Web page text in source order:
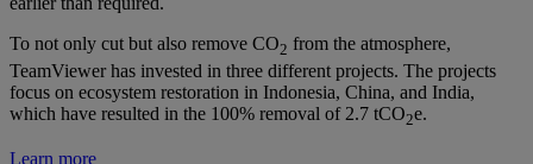
To not only cut but also remove CO2 from the atmosphere,
TeamViewer has invested in three different projects. The projects
focus on ecosystem restoration in Indonesia, China, and India,
which have resulted in the 100% removal of 2.7 tCO2e.
Learn more